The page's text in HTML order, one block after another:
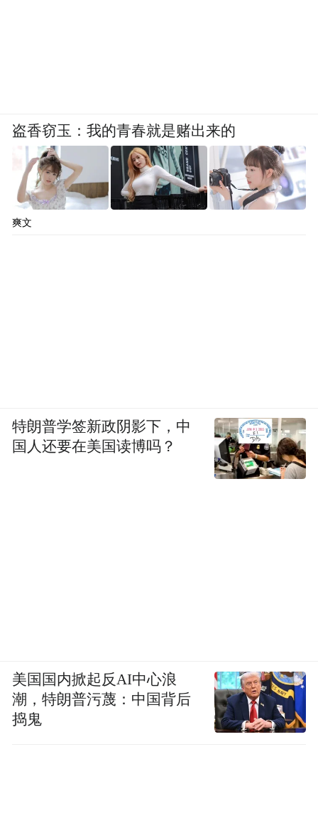
盗香窃玉：我的青春就是赌出来的
爽文
特朗普学签新政阴影下，中
国人还要在美国读博吗？
美国国内掀起反AI中心浪
潮，特朗普污蔑：中国背后
捣鬼